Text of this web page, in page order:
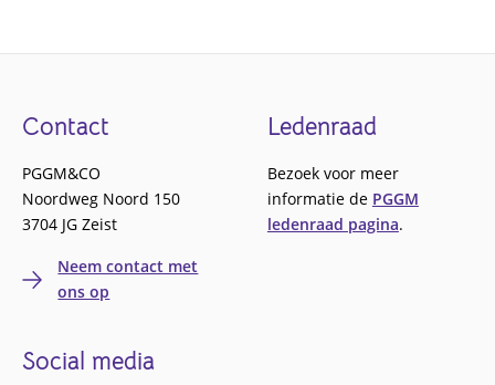
Footer
Contact
PGGM&CO
Noordweg Noord 150
3704 JG Zeist
Neem contact met
ons op
Ledenraad
Bezoek voor meer
informatie de PGGM
ledenraad pagina.
Social media